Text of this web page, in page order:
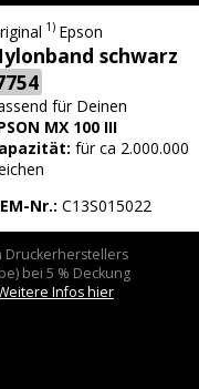
1) Epson
schwarz
für Deinen
MX 100 III
für ca 2.000.000
Nr.: C13S015022
Druckerherstellers
bei 5 % Deckung
Infos hier